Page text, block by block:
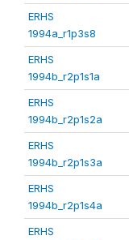
ERHS
1994a_r1p3s8
ERHS
1994b_r2p1s1a
ERHS
1994b_r2p1s2a
ERHS
1994b_r2p1s3a
ERHS
1994b_r2p1s4a
ERHS